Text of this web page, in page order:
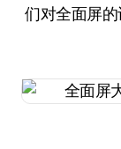
们对全面屏